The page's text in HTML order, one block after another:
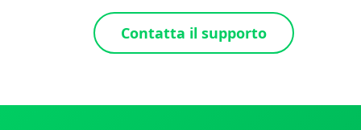
Contatta il supporto